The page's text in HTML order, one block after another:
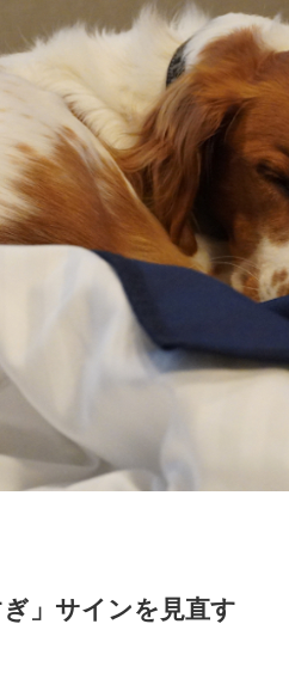
」サインを見直す